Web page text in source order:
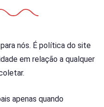
nós. É política do site
em relação a qualquer
apenas quando